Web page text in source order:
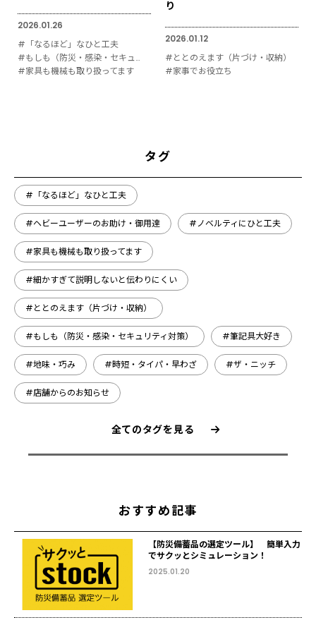
2026.01.26
#「なるほど」なひと工夫
#もしも（防災・感染・セキュリティ対策）
#家具も機械も取り扱ってます
り
2026.01.12
#ととのえます（片づけ・収納）
#家事でお役立ち
タグ
#「なるほど」なひと工夫
#ヘビーユーザーのお助け・御用達 #ノベルティにひと工夫
#家具も機械も取り扱ってます
#細かすぎて説明しないと伝わりにくい
#ととのえます（片づけ・収納）
#もしも（防災・感染・セキュリティ対策） #筆記具大好き
#地味・巧み #時短・タイパ・早わざ #ザ・ニッチ
#店舗からのお知らせ
全てのタグを見る
おすすめ記事
【防災備蓄品の選定ツール】 簡単入力
でサクッとシミュレーション！
2025.01.20